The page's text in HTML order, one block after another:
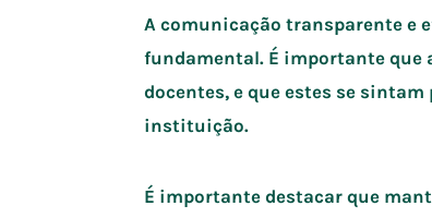
A comunicação transparente e
fundamental. É importante que
docentes, e que estes se
instituição.
É importante destacar que